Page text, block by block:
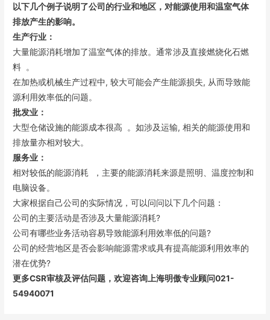
以下几个例子说明了公司的行业和地区 ，对能源使用和温室气体
排放产生的影响。
生产行业：
大量能源消耗增加了温室气体的排放。通常涉及直接燃烧化石燃
料 。
在加热或机械生产过程中, 较大可能会产生能源损失, 从而导致能
源利用效率低的问题。
批发业：
大型仓储设施的能源成本很高 。如涉及运输, 相关的能源使用和
排放量亦相对较大。
服务业：
相对较低的能源消耗 ，主要的能源消耗来源是照明、温度控制和
电脑设备。
大家根据自己公司的实际情况，可以问问以下几个问题：
公司的主要活动是否涉及大量能源消耗?
公司有哪些业务活动容易导致能源利用效率低的问题?
公司的经营地区是否会影响能源需求或具有提高能源利用效率的
潜在优势?
更多CSR审核及评估问题，欢迎咨询上海明傲专业顾问021-
54940071